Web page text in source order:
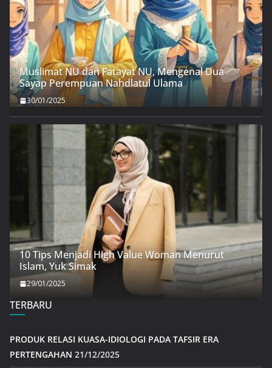
Muslimat NU dan Fatayat NU, Mengenal Dua
Sayap Perempuan Nahdlatul Ulama
30/01/2025
10 Tips Menjadi High Value Woman Menurut
Islam, Yuk Simak
29/01/2025
TERBARU
PRODUK RELASI KUASA-IDIOLOGI PADA TAFSIR ERA
PERTENGAHAN 21/12/2025